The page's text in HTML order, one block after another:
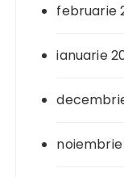
februarie
ianuarie
noiembrie